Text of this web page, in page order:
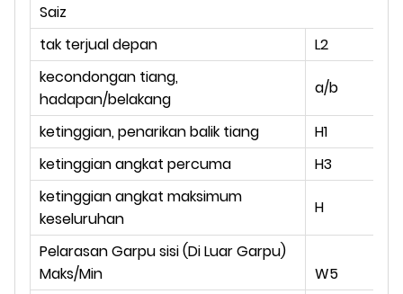
Saiz
tak terjual depan
L2
kecondongan tiang,
hadapan/belakang
a/b
ketinggian, penarikan balik tiang H1
ketinggian angkat percuma
H3
ketinggian angkat maksimum
keseluruhan
H
Pelarasan Garpu sisi (Di Luar Garpu)
Maks/Min
W5